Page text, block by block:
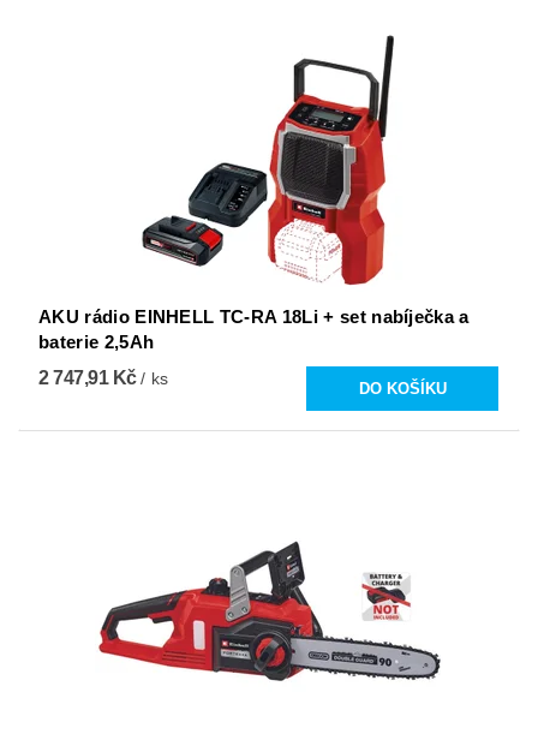
AKU rádio EINHELL TC-RA 18Li + set nabíječka a
baterie 2,5Ah
2 747,91 Kč/ ks